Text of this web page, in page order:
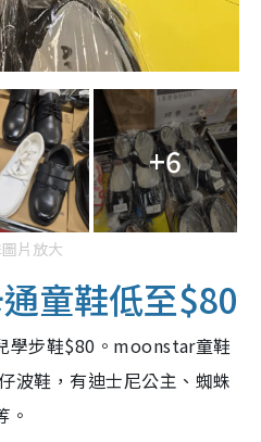
+6
片放大
童鞋低至$80
學步鞋$80。moonstar童鞋
波鞋，有迪士尼公主、蜘蛛
。